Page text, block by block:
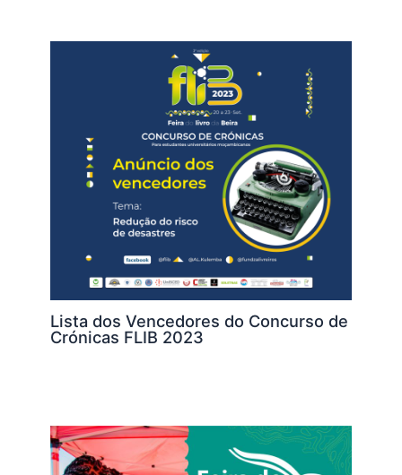
Lista dos Vencedores do Concurso de
Crónicas FLIB 2023